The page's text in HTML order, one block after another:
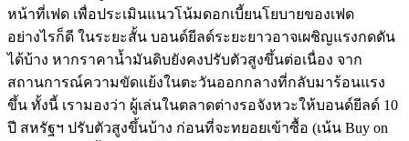
หน้าที่เฟด เพื่อประเมินแนวโน้มดอกเบี้ยนโยบายของเฟด
อย่างไรก็ดี ในระยะสั้น บอนด์ยีลด์ระยะยาวอาจเผชิญแรงกดดัน
ได้บ้าง หากราคาน้ำมันดิบยังคงปรับตัวสูงขึ้นต่อเนื่อง จาก
สถานการณ์ความขัดแย้งในตะวันออกกลางที่กลับมาร้อนแรง
ขึ้น ทั้งนี้ เรามองว่า ผู้เล่นในตลาดต่างรอจังหวะให้บอนด์ยีลด์ 10
ปี สหรัฐฯ ปรับตัวสูงขึ้นบ้าง ก่อนที่จะทยอยเข้าซื้อ (เน้น Buy on